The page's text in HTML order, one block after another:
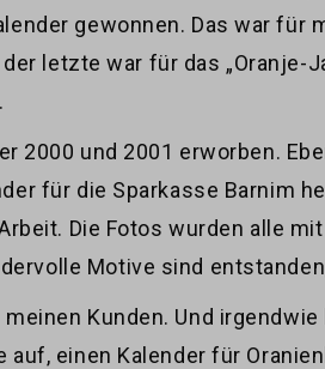
gewonnen. Das war
letzte war für das „Oranje-
2000 und 2001 erworben.
für die Sparkasse Barnim
Die Fotos wurden alle
Motive sind
Kunden. Und
einen Kalender für